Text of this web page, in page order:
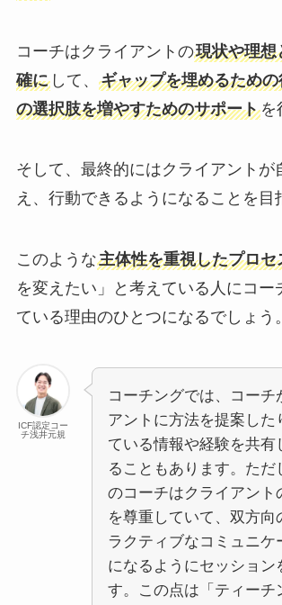
コーチはクライアントの現状や理想
確にして、 ギャップを埋めるため
の選択肢を増やすためのサポートを
そして、最終的にはクライアントが
え、行動できるようになることを目
このような主体性を重視したプロセ
を変えたい」と考えている人にコー
ている理由のひとつになるでしょう。
ICF認定コー
チ浅井元規
コーチングでは、コーチ
アントに方法を提案した
ている情報や経験を共有
ることもあります。ただ
のコーチはクライアント
を尊重していて、双方向
ラクティブなコミュニケ
になるようにセッション
す。この点は「ティーチ